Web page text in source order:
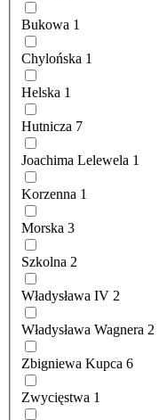
Bukowa 1
Chylońska 1
Helska 1
Hutnicza 7
Joachima Lelewela 1
Korzenna 1
Morska 3
Szkolna 2
Władysława IV 2
Władysława Wagnera 2
Zbigniewa Kupca 6
Zwycięstwa 1